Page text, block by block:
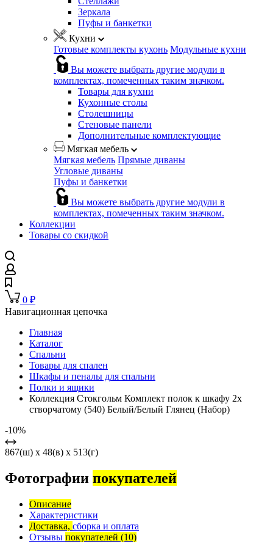
Зеркала
Пуфы и банкетки
Кухни
Готовые комплекты кухонь Модульные кухни
Вы можете выбрать другие модули в
комплектах, помеченных таким значком.
Товары для кухни
Кухонные столы
Столешницы
Стеновые панели
Дополнительные комплектующие
Мягкая мебель
Мягкая мебель Прямые диваны
Угловые диваны
Пуфы и банкетки
Вы можете выбрать другие модули в
комплектах, помеченных таким значком.
Коллекции
Товары со скидкой
0 ₽
Навигационная цепочка
Главная
Каталог
Спальни
Товары для спален
Шкафы и пеналы для спальни
Полки и ящики
Коллекция Стокгольм Комплект полок к шкафу 2х
створчатому (540) Белый/Белый Глянец (Набор)
-10%
867(ш) x 48(в) x 513(г)
Фотографии покупателей
Описание
Характеристики
Доставка, сборка и оплата
Отзывы покупателей (10)